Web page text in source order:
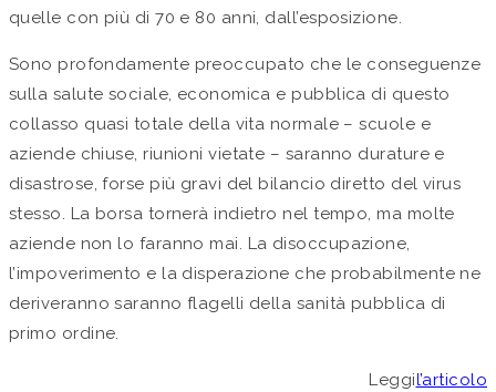
quelle con più di 70 e 80 anni, dall’esposizione.
Sono profondamente preoccupato che le conseguenze
sulla salute sociale, economica e pubblica di questo
collasso quasi totale della vita normale – scuole e
aziende chiuse, riunioni vietate – saranno durature e
disastrose, forse più gravi del bilancio diretto del virus
stesso. La borsa tornerà indietro nel tempo, ma molte
aziende non lo faranno mai. La disoccupazione,
l’impoverimento e la disperazione che probabilmente ne
deriveranno saranno flagelli della sanità pubblica di
primo ordine.
Leggil’articolo